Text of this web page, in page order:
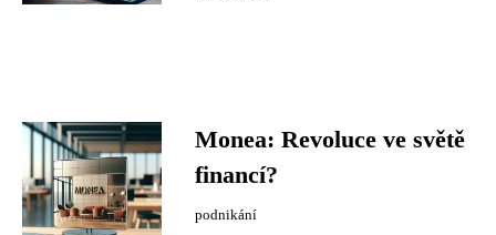
Monea: Revoluce ve světě
financí?
podnikání